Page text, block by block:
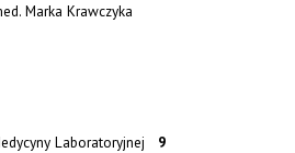
Marka Krawczyka
Laboratoryjnej 9